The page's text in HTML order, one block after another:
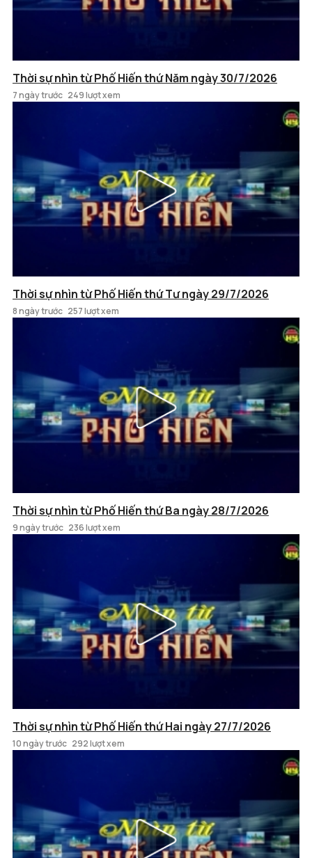
Thời sự nhìn từ Phố Hiến thứ Năm ngày 30/7/2026
7 ngày trước 249 lượt xem
Thời sự nhìn từ Phố Hiến thứ Tư ngày 29/7/2026
8 ngày trước 257 lượt xem
Thời sự nhìn từ Phố Hiến thứ Ba ngày 28/7/2026
9 ngày trước 236 lượt xem
Thời sự nhìn từ Phố Hiến thứ Hai ngày 27/7/2026
10 ngày trước 292 lượt xem